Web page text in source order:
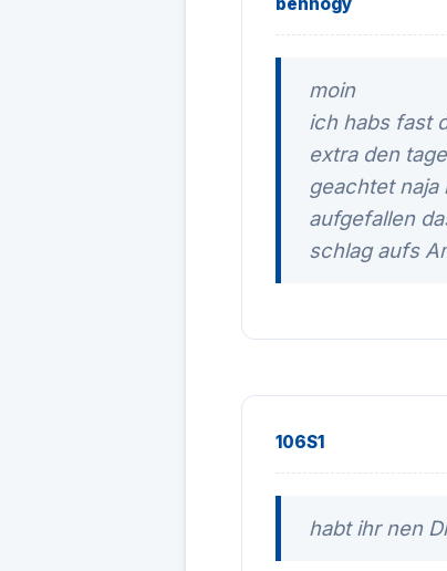
moin
ich habs fast
extra den
geachtet
aufgefallen
schlag aufs
106S1
habt ihr nen